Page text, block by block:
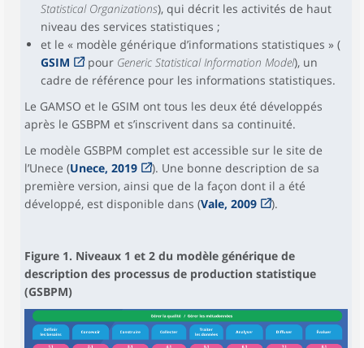
Statistical Organizations), qui décrit les activités de haut
niveau des services statistiques ;
et le « modèle générique d’informations statistiques » (
GSIM
pour Generic Statistical Information Model), un
cadre de référence pour les informations statistiques.
Le GAMSO et le GSIM ont tous les deux été développés
après le GSBPM et s’inscrivent dans sa continuité.
Le modèle GSBPM complet est accessible sur le site de
l’Unece (Unece, 2019
). Une bonne description de sa
première version, ainsi que de la façon dont il a été
développé, est disponible dans (Vale, 2009 ).
Figure 1. Niveaux 1 et 2 du modèle générique de
description des processus de production statistique
(GSBPM)